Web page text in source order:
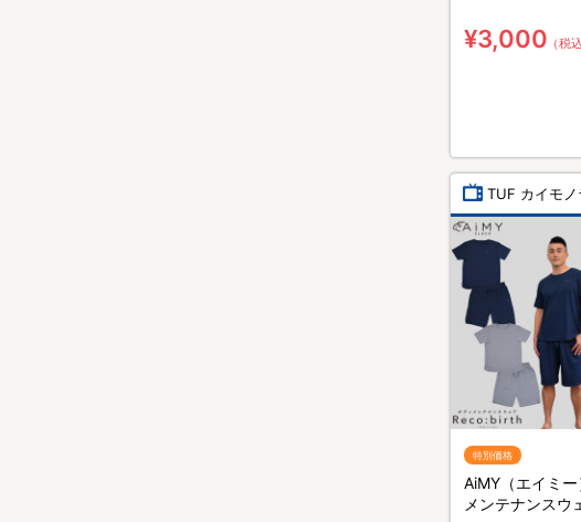
¥3,000 （税込
TUF カイモノ
特別価格
AiMY（エイミー
メンテナンスウ